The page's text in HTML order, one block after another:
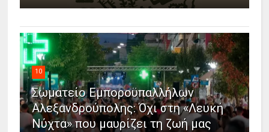
10
Σωματείο Εμποροϋπαλλήλων
Αλεξανδρούπολης: Όχι στη «Λευκή
Νύχτα» που μαυρίζει τη ζωή μας